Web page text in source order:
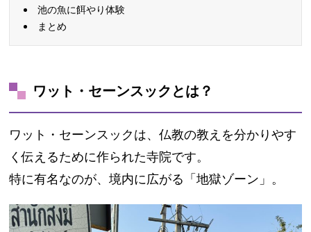
池の魚に餌やり体験
まとめ
ワット・セーンスックとは？
ワット・セーンスックは、仏教の教えを分かりやす
く伝えるために作られた寺院です。
特に有名なのが、境内に広がる「地獄ゾーン」。